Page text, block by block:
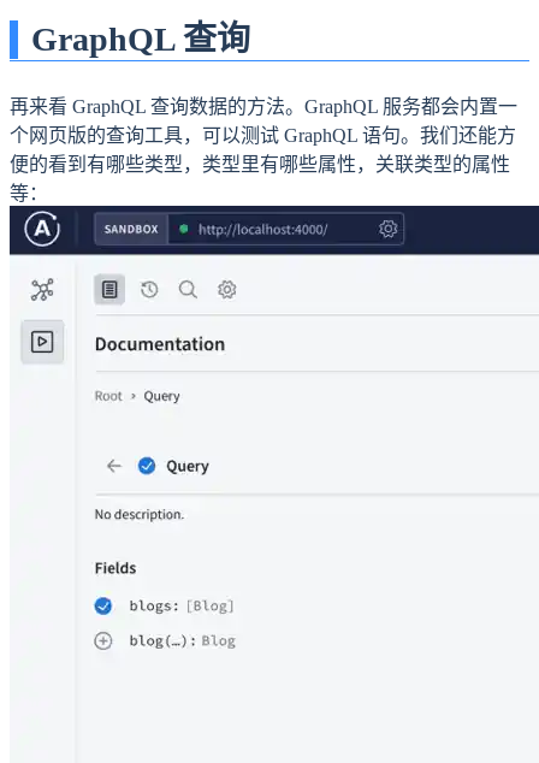
GraphQL 查询
再来看 GraphQL 查询数据的方法。GraphQL 服务都会内置一
个网页版的查询工具，可以测试 GraphQL 语句。我们还能方
便的看到有哪些类型，类型里有哪些属性，关联类型的属性
等：